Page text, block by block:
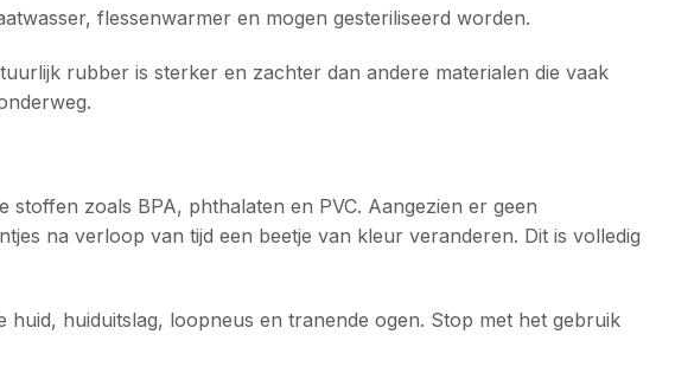
flessenwarmer en mogen gesteriliseerd worden.
rubber is sterker en zachter dan andere materialen die vaak
zoals BPA, phthalaten en PVC. Aangezien er geen
na verloop van tijd een beetje van kleur veranderen. Dit is volledig
huiduitslag, loopneus en tranende ogen. Stop met het gebruik